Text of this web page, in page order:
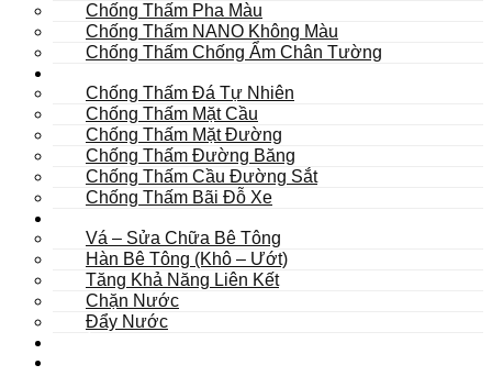
Chống Thấm Pha Màu
Chống Thấm NANO Không Màu
Chống Thấm Chống Ẩm Chân Tường
Chống Thấm Đá Tự Nhiên
Chống Thấm Mặt Cầu
Chống Thấm Mặt Đường
Chống Thấm Đường Băng
Chống Thấm Cầu Đường Sắt
Chống Thấm Bãi Đỗ Xe
Vá – Sửa Chữa Bê Tông
Hàn Bê Tông (Khô – Ướt)
Tăng Khả Năng Liên Kết
Chặn Nước
Đẩy Nước